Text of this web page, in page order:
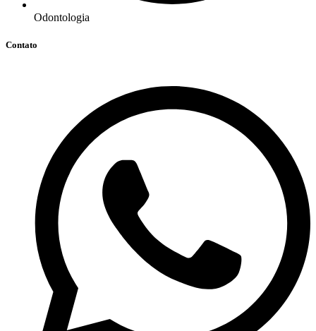
Odontologia
Contato